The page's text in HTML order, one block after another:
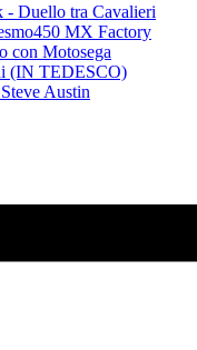
Duello tra Cavalieri
MX Factory
con Motosega
(IN TEDESCO)
Austin